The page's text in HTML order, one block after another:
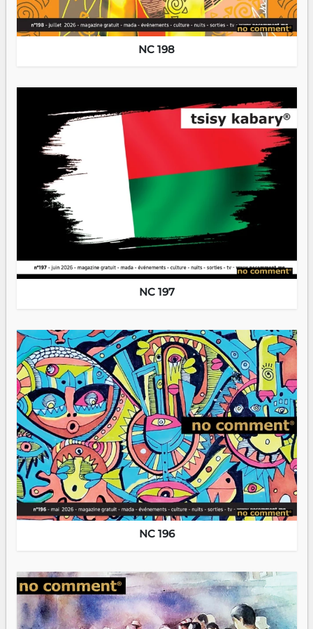
NC 198
NC 197
NC 196